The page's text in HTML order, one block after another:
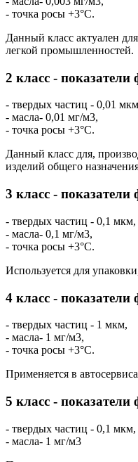
- точка росы +3°C.
Данный класс актуален
легкой промышленностей.
2 класс -
- твердых частиц - 0,01
- масла- 0,01 мг/м3,
- точка росы +3°C.
Данный класс для,
изделий общего
3 класс -
- твердых частиц - 0,1 мкм,
- масла- 0,1 мг/м3,
- точка росы +3°C.
Используется для
4 класс -
- твердых частиц - 1 мкм,
- масла- 1 мг/м3,
- точка росы +3°C.
Применяется в
5 класс -
- твердых частиц - 0,1 мкм,
- масла- 1 мг/м3